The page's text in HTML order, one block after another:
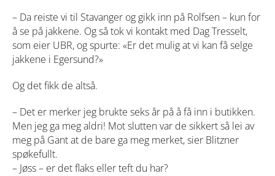
– Da reiste vi til Stavanger og gikk inn på Rolfsen– kun for
å se på jakkene. Og så tok vi kontakt med Dag Tresselt,
som eier UBR, og spurte: «Er det mulig at vi kan få selge
jakkene i Egersund?»
Og det fikk de altså.
– Det er merker jeg brukte seks år på å få inn i butikken.
Men jeg ga meg aldri! Mot slutten var de sikkert så lei av
meg på Gant at de bare ga meg merket, sier Blitzner
spøkefullt.
– Jøss – er det flaks eller teft du har?